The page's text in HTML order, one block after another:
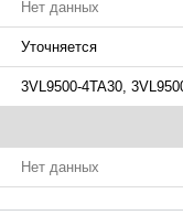
Нет данных
Уточняется
3VL9500-4TA30,
Нет данных